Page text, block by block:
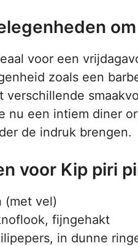
voor een
zoals een
verschillende
nu een intiem diner
de indruk brengen.
voor Kip piri
(met vel)
fijngehakt
in dunne